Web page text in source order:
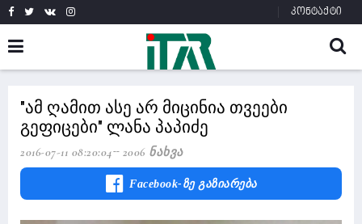
კონტაქტი
"ამ ღამით ასე არ მიცინია თვეები
გეფიცები" ლანა პაპიძე
2016-07-11 08:20:04 2006 Ნახვა
Facebook-Ზე Გაზიარება